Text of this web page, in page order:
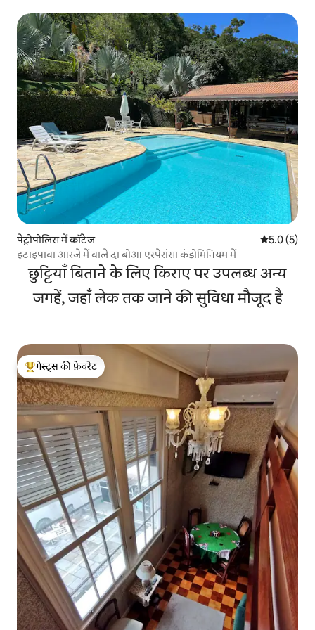
पेट्रोपोलिस में कॉटेज औसत रेटिंग 5
5.0 (5)
इटाइपावा आरजे में वाले दा बोआ एस्पेरांसा कंडोमिनियम में
छुट्टियाँ बिताने के लिए किराए पर उपलब्ध अन्य
जगहें, जहाँ लेक तक जाने की सुविधा मौजूद है
गेस्ट्स का टॉप फ़ेवरेट
गेस्ट्स की फ़ेवरेट